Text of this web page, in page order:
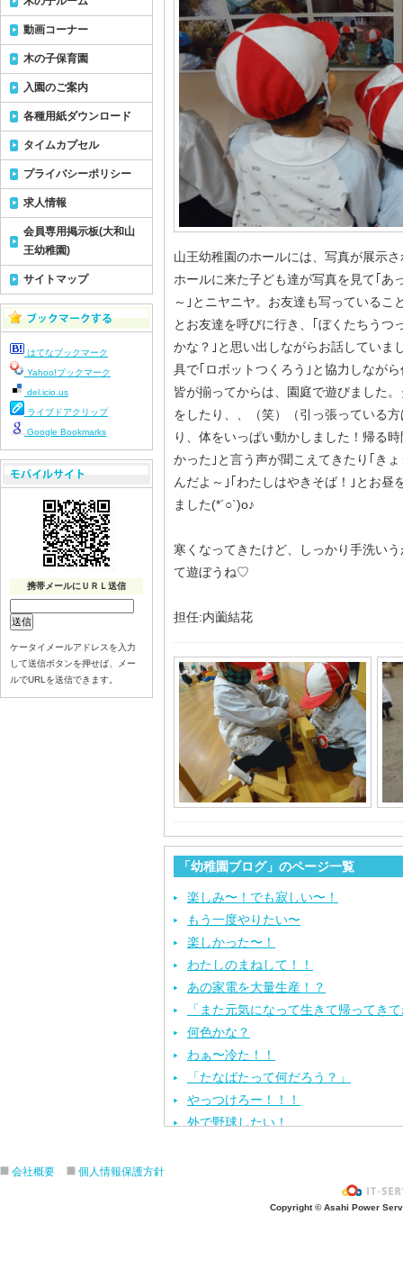
山王幼稚園のホールには、写真が展示
ホールに来た子ども達が写真を見て｢あ
～｣とニヤニヤ。お友達も写っているこ
とお友達を呼びに行き、｢ぼくたちうつ
かな？｣と思い出しながらお話していま
具で｢ロボットつくろう｣と協力しながら
皆が揃ってからは、園庭で遊びました
をしたり、、（笑）（引っ張っている
り、体をいっぱい動かしました！帰る
かった｣と言う声が聞こえてきたり｢き
んだよ～｣｢わたしはやきそば！｣とお昼
ました(*´○`)o♪
寒くなってきたけど、しっかり手洗い
て遊ぼうね♡
担任:内薗結花
「幼稚園ブログ」のページ一覧
楽しみ〜！でも寂しい〜！
もう一度やりたい〜
楽しかった〜！
わたしのまねして！！
あの家電を大量生産！？
「また元気になって生きて帰ってき
何色かな？
わぁ〜冷た！！
「たなばたって何だろう？」
やっつけろー！！！
外で野球したい！
あの先生はだ〜れ？
動画コーナー
木の子保育園
入園のご案内
各種用紙ダウンロード
タイムカプセル
プライバシーポリシー
求人情報
会員専用掲示板(大和山
王幼稚園)
サイトマップ
はてなブックマーク
Yahoo!ブックマーク
del.icio.us
ライブドアクリップ
Google Bookmarks
携帯メールにＵＲＬ送信
ケータイメールアドレスを入力
して送信ボタンを押せば、メー
ルでURLを送信できます。
会社概要 個人情報保護方針
Copyright © Asahi Power